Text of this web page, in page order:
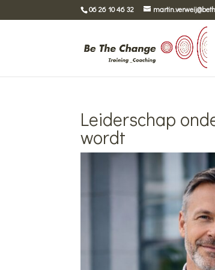
06 26 10 46 32
Leiderschap
wordt